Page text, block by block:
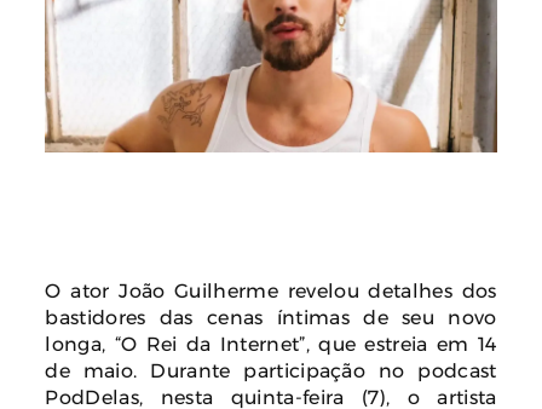
O ator João Guilherme revelou detalhes dos
bastidores das cenas íntimas de seu novo
longa, “O Rei da Internet”, que estreia em 14
de maio. Durante participação no podcast
PodDelas, nesta quinta-feira (7), o artista